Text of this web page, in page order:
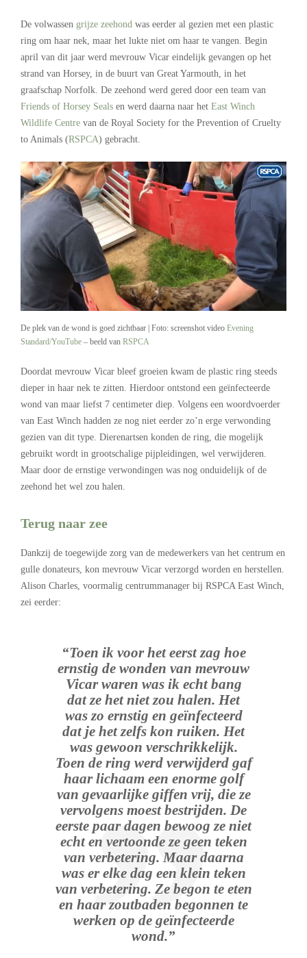
De volwassen grijze zeehond was eerder al gezien met een plastic
ring om haar nek, maar het lukte niet om haar te vangen. Begin
april van dit jaar werd mevrouw Vicar eindelijk gevangen op het
strand van Horsey, in de buurt van Great Yarmouth, in het
graafschap Norfolk. De zeehond werd gered door een team van
Friends of Horsey Seals en werd daarna naar het East Winch
Wildlife Centre van de Royal Society for the Prevention of Cruelty
to Animals (RSPCA) gebracht.
De plek van de wond is goed zichtbaar | Foto: screenshot video Evening
Standard/YouTube – beeld van RSPCA
Doordat mevrouw Vicar bleef groeien kwam de plastic ring steeds
dieper in haar nek te zitten. Hierdoor ontstond een geïnfecteerde
wond van maar liefst 7 centimeter diep. Volgens een woordvoerder
van East Winch hadden ze nog niet eerder zo’n erge verwonding
gezien van dit type. Dierenartsen konden de ring, die mogelijk
gebruikt wordt in grootschalige pijpleidingen, wel verwijderen.
Maar door de ernstige verwondingen was nog onduidelijk of de
zeehond het wel zou halen.
Terug naar zee
Dankzij de toegewijde zorg van de medewerkers van het centrum en
gulle donateurs, kon mevrouw Vicar verzorgd worden en herstellen.
Alison Charles, voormalig centrummanager bij RSPCA East Winch,
zei eerder:
“Toen ik voor het eerst zag hoe
ernstig de wonden van mevrouw
Vicar waren was ik echt bang
dat ze het niet zou halen. Het
was zo ernstig en geïnfecteerd
dat je het zelfs kon ruiken. Het
was gewoon verschrikkelijk.
Toen de ring werd verwijderd gaf
haar lichaam een enorme golf
van gevaarlijke giffen vrij, die ze
vervolgens moest bestrijden. De
eerste paar dagen bewoog ze niet
echt en vertoonde ze geen teken
van verbetering. Maar daarna
was er elke dag een klein teken
van verbetering. Ze begon te eten
en haar zoutbaden begonnen te
werken op de geïnfecteerde
wond.”